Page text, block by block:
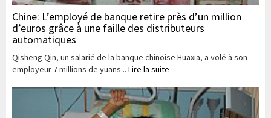
Chine: L’employé de banque retire près d’un million
d’euros grâce à une faille des distributeurs
automatiques
Qisheng Qin, un salarié de la banque chinoise Huaxia, a volé à son
employeur 7 millions de yuans... Lire la suite